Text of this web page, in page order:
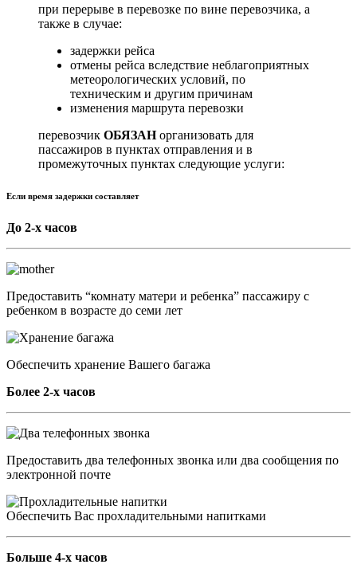
при перерыве в перевозке по вине перевозчика, а
также в случае:
задержки рейса
отмены рейса вследствие неблагоприятных
метеорологических условий, по
техническим и другим причинам
изменения маршрута перевозки
перевозчик ОБЯЗАНорганизовать для
пассажиров в пунктах отправления и в
промежуточных пунктах следующие услуги:
Если время задержки составляет
До 2-х часов
Предоставить “комнату матери и ребенка” пассажиру с
ребенком в возрасте до семи лет
Обеспечить хранение Вашего багажа
Более 2-х часов
Предоставить два телефонных звонка или два сообщения по
электронной почте
Обеспечить Вас прохладительными напитками
Больше 4-х часов